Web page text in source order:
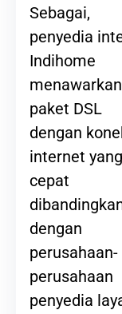
Sebagai,
penyedia
Indihome
menawarkan
paket DSL
dengan
internet yang
cepat
dengan
perusahaan-
perusahaan
penyedia